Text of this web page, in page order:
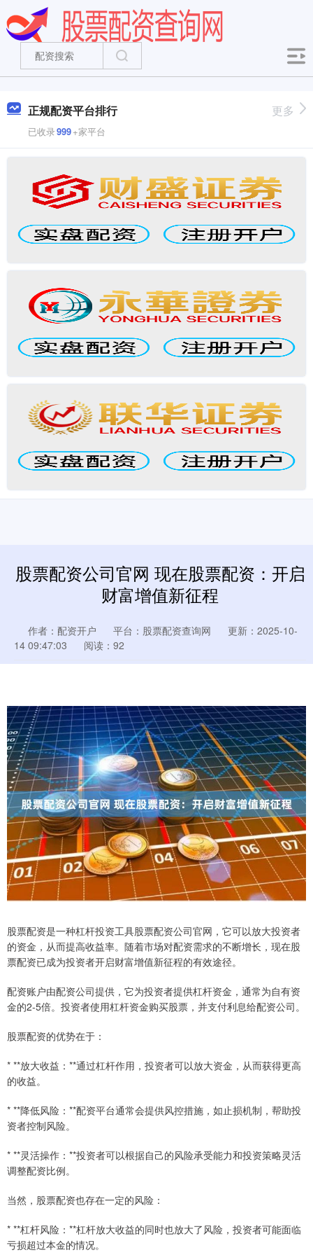
正规配资平台排行
已收录999+家平台
更多
股票配资公司官网 现在股票配资：开启
财富增值新征程
作者：配资开户 平台：股票配资查询网
更新：2025-10-
14 09:47:03
阅读：92
股票配资是一种杠杆投资工具股票配资公司官网，它可以放大投资者
的资金，从而提高收益率。随着市场对配资需求的不断增长，现在股
票配资已成为投资者开启财富增值新征程的有效途径。
配资账户由配资公司提供，它为投资者提供杠杆资金，通常为自有资
金的2-5倍。投资者使用杠杆资金购买股票，并支付利息给配资公司。
股票配资的优势在于：
* **放大收益：**通过杠杆作用，投资者可以放大资金，从而获得更高
的收益。
* **降低风险：**配资平台通常会提供风控措施，如止损机制，帮助投
资者控制风险。
* **灵活操作：**投资者可以根据自己的风险承受能力和投资策略灵活
调整配资比例。
当然，股票配资也存在一定的风险：
* **杠杆风险：**杠杆放大收益的同时也放大了风险，投资者可能面临
亏损超过本金的情况。